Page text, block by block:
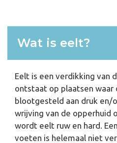
Wat is eelt?
Eelt is een verdikking van
ontstaat op plaatsen waar
blootgesteld aan druk en/
wrijving van de opperhuid
wordt eelt ruw en hard.
voeten is helemaal niet